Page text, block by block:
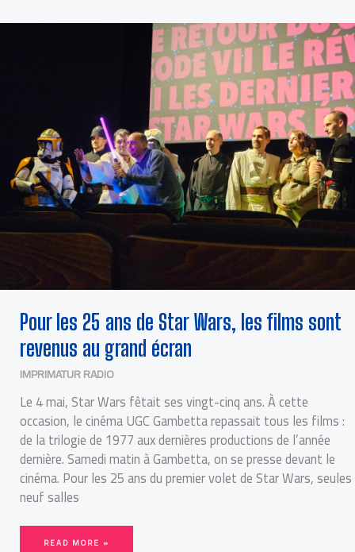
Pour les 25 ans de Star Wars, les films sont
revenus au grand écran
IMPRIMATUR RADIO
Le 4 mai, Star Wars fêtait ses vingt-cinq ans. À cette
occasion, le cinéma UGC Gambetta repassait tous les films :
de la trilogie de 1977 aux dernières productions de l’année
dernière. Samedi matin à Gambetta, on se presse devant le
cinéma. Pour les 25 ans du premier volet de Star Wars, seules
neuf salles
POUR
ÉCRAN
READ MORE »